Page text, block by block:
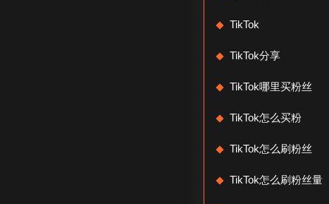
TikTok
TikTok分享
TikTok哪里买粉丝
TikTok怎么买粉
TikTok怎么刷粉丝
TikTok怎么刷粉丝量